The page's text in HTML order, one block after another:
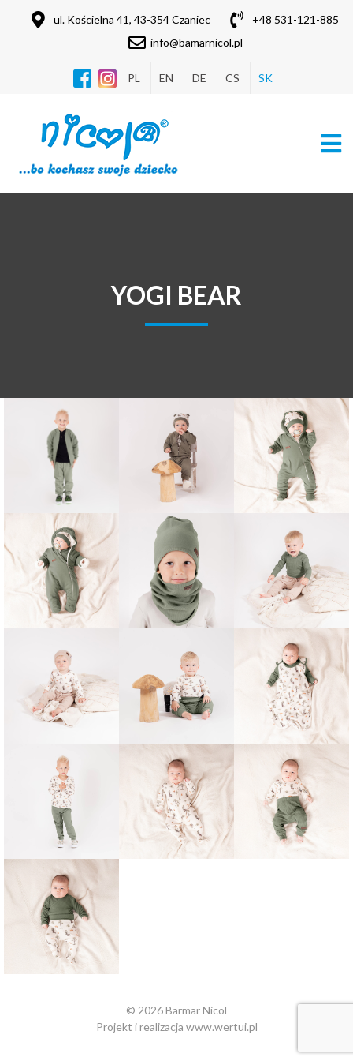
Producent odzieży dla dzieci i
ul. Kościelna 41, 43-354 Czaniec
+48 531-121-885
info@bamarnicol.pl
PL EN DE CS SK
YOGI BEAR
© 2026 Barmar Nicol
Projekt i realizacja www.wertui.pl